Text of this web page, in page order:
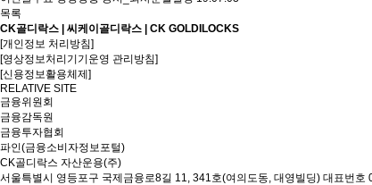
목록
CK골디락스 | 씨케이골디락스 | CK GOLDILOCKS
[개인정보 처리방침]
[영상정보처리기기운영 관리방침]
[신용정보활용체제]
RELATIVE SITE
금융위원회
금융감독원
금융투자협회
파인(금융소비자정보포털)
CK골디락스 자산운용(주)
서울특별시 영등포구 국제금융로8길 11, 341호(여의도동, 대영빌딩) 대표번호